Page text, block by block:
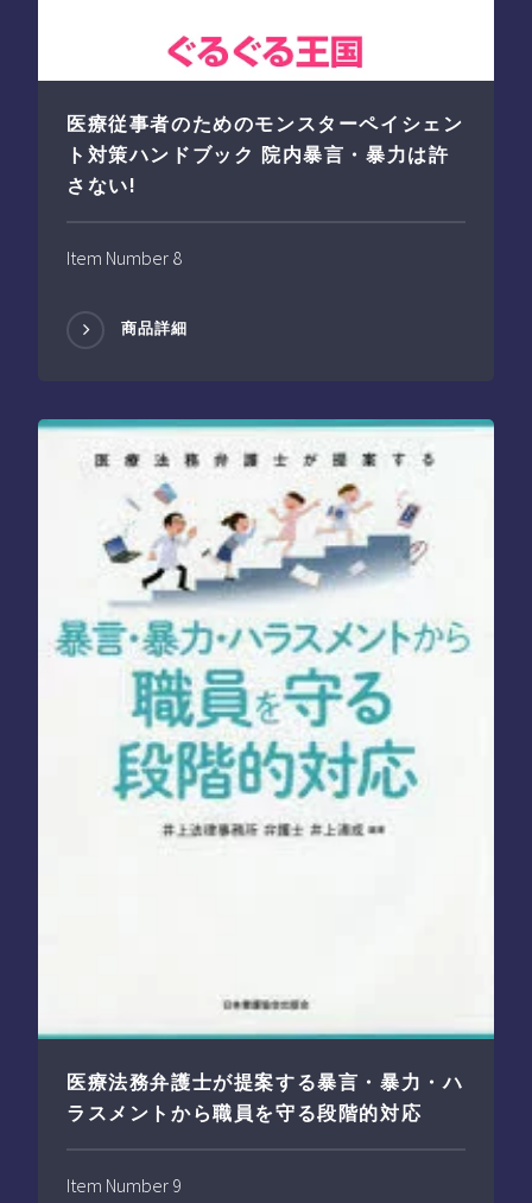
医療従事者のためのモンスターペイシェン
ト対策ハンドブック 院内暴言・暴力は許
さない!
Item Number 8
商品詳細
医療法務弁護士が提案する暴言・暴力・ハ
ラスメントから職員を守る段階的対応
Item Number 9